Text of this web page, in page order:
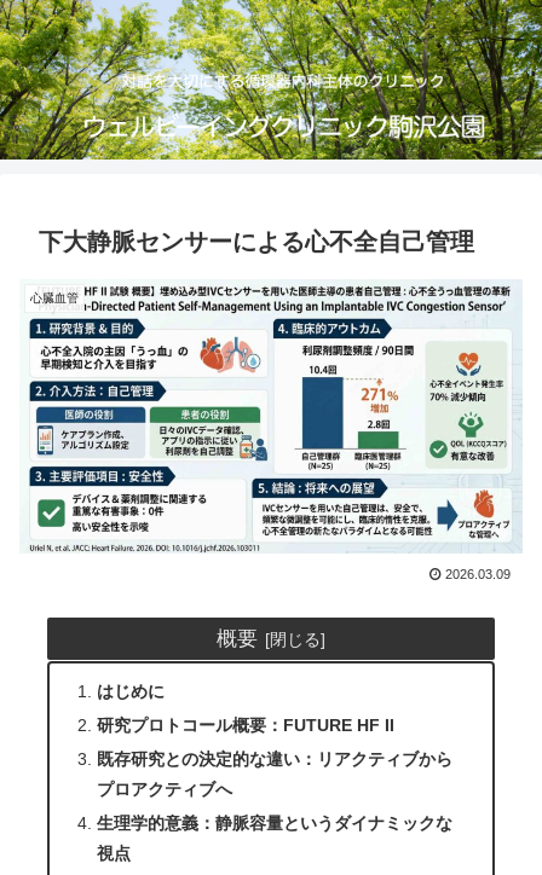
下大静脈センサーによる心不全自己管理
心臓血管
2026.03.09
概要
はじめに
研究プロトコール概要：FUTURE HF II
既存研究との決定的な違い：リアクティブから
プロアクティブへ
生理学的意義：静脈容量というダイナミックな
視点